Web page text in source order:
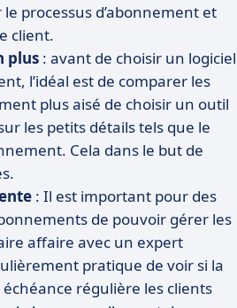
processus d’abonnement et
client.
plus : avant de choisir un logiciel
l’idéal est de comparer les
plus aisé de choisir un outil
les petits détails tels que le
Cela dans le but de
: Il est important pour des
de pouvoir gérer les
affaire avec un expert
pratique de voir si la
régulière les clients